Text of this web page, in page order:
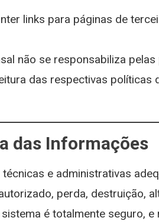
links para páginas de
não se responsabiliza
das respectivas
das Informações
e administrativas
perda, destruição,
sistema é totalmente seguro,